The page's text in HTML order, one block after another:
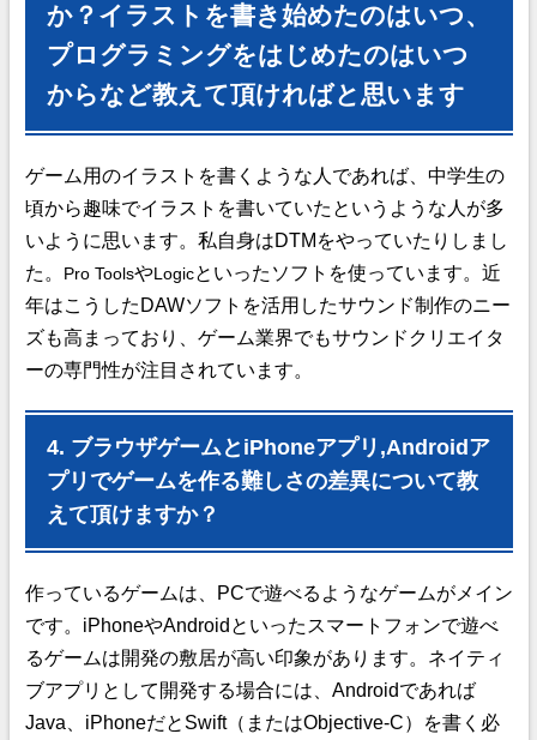
か？イラストを書き始めたのはいつ、
プログラミングをはじめたのはいつ
からなど教えて頂ければと思います
ゲーム用のイラストを書くような人であれば、 中学生の
頃から趣味でイラストを書いていたというような人が多
いように思います。私自身はDTMをやっていたりしまし
た。
Pro ToolsやLogicといったソフトを使っています。近
年はこうしたDAWソフトを活用したサウンド制作のニー
ズも高まっており、ゲーム業界でもサウンドクリエイタ
ーの専門性が注目されています。
4. ブラウザゲームとiPhoneアプリ,Androidア
プリでゲームを作る難しさの差異について教
えて頂けますか？
作っているゲームは、PCで遊べるようなゲームがメイン
です。iPhoneやAndroidといったスマートフォンで遊べ
るゲームは開発の敷居が高い印象があります。ネイティ
ブアプリとして開発する場合には、Androidであれば
Java、iPhoneだとSwift（またはObjective-C）を書く必